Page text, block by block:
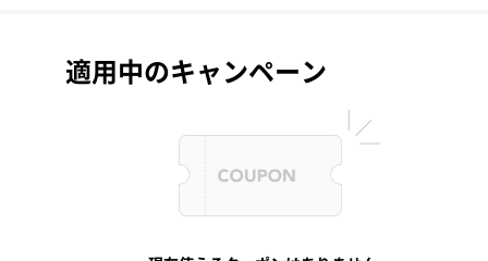
適用中のキャンペーン